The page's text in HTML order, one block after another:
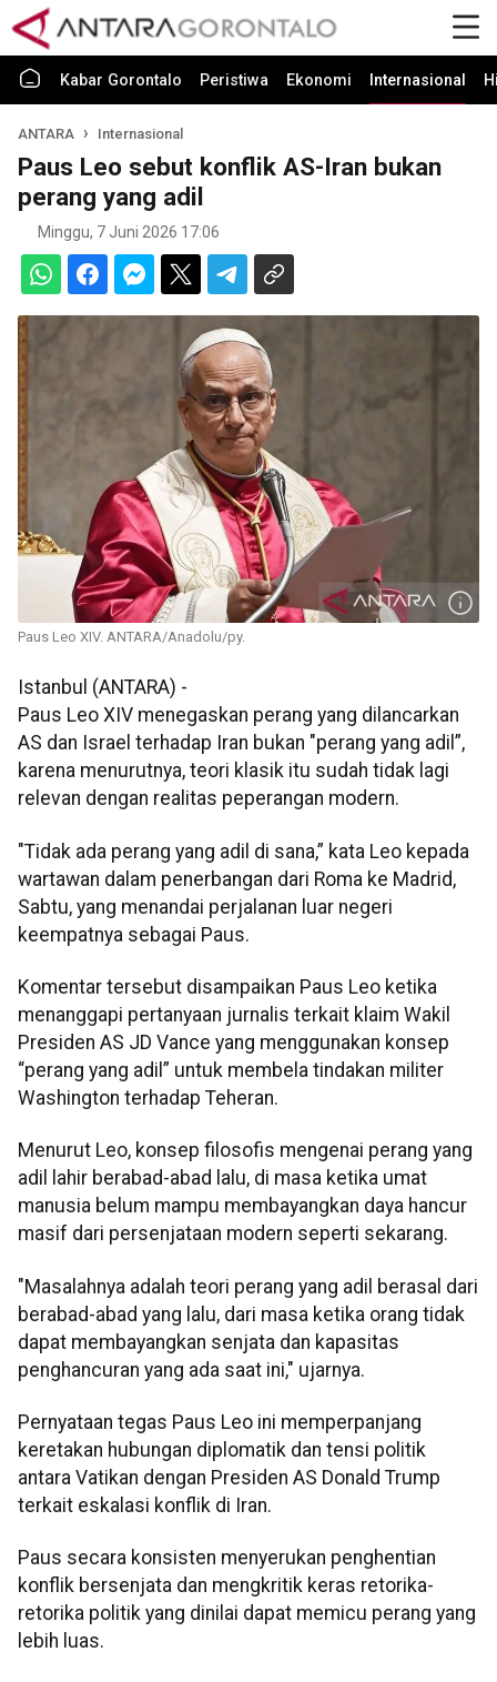
Kabar Gorontalo Peristiwa Ekonomi Internasional
ANTARA Internasional
Paus Leo sebut konflik AS-Iran bukan
perang yang adil
Minggu, 7 Juni 2026 17:06
Paus Leo XIV. ANTARA/Anadolu/py.
Istanbul (ANTARA) -
Paus Leo XIV menegaskan perang yang dilancarkan
AS dan Israel terhadap Iran bukan "perang yang adil”,
karena menurutnya, teori klasik itu sudah tidak lagi
relevan dengan realitas peperangan modern.
"Tidak ada perang yang adil di sana,” kata Leo kepada
wartawan dalam penerbangan dari Roma ke Madrid,
Sabtu, yang menandai perjalanan luar negeri
keempatnya sebagai Paus.
Komentar tersebut disampaikan Paus Leo ketika
menanggapi pertanyaan jurnalis terkait klaim Wakil
Presiden AS JD Vance yang menggunakan konsep
“perang yang adil” untuk membela tindakan militer
Washington terhadap Teheran.
Menurut Leo, konsep filosofis mengenai perang yang
adil lahir berabad-abad lalu, di masa ketika umat
manusia belum mampu membayangkan daya hancur
masif dari persenjataan modern seperti sekarang.
"Masalahnya adalah teori perang yang adil berasal dari
berabad-abad yang lalu, dari masa ketika orang tidak
dapat membayangkan senjata dan kapasitas
penghancuran yang ada saat ini," ujarnya.
Pernyataan tegas Paus Leo ini memperpanjang
keretakan hubungan diplomatik dan tensi politik
antara Vatikan dengan Presiden AS Donald Trump
terkait eskalasi konflik di Iran.
Paus secara konsisten menyerukan penghentian
konflik bersenjata dan mengkritik keras retorika-
retorika politik yang dinilai dapat memicu perang yang
lebih luas.